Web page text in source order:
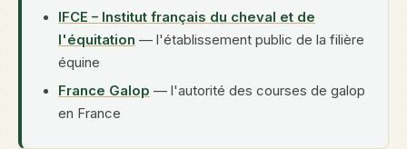
IFCE – Institut français du cheval et de
l'équitation — l'établissement public de la filière
équine
France Galop — l'autorité des courses de galop
en France